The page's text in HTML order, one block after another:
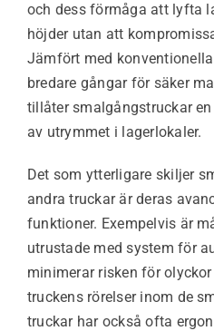
och dess förmåga att lyfta
höjder utan att
Jämfört med
bredare gångar för säker
tillåter smalgångstruckar
av utrymmet i lagerlokaler.
Det som ytterligare skiljer
andra truckar är deras
funktioner. Exempelvis är
utrustade med system för
minimerar risken för
truckens rörelser inom de
truckar har också ofta